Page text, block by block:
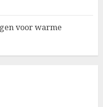
voor warme